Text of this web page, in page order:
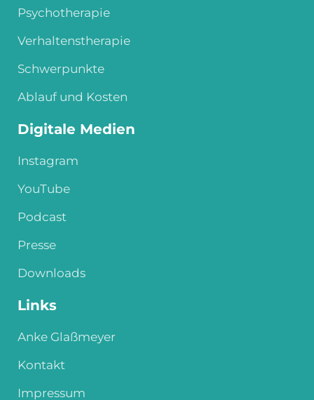
Psychotherapie
Verhaltenstherapie
Schwerpunkte
Ablauf und Kosten
Digitale Medien
Instagram
YouTube
Podcast
Presse
Downloads
Links
Anke Glaßmeyer
Kontakt
Impressum